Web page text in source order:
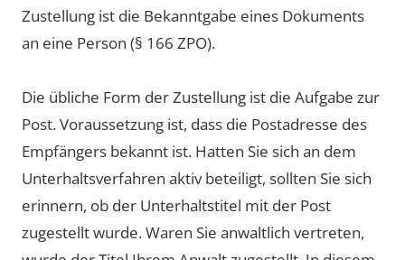
Zustellung ist die Bekanntgabe eines Dokuments
an eine Person (§ 166 ZPO).
Die übliche Form der Zustellung ist die Aufgabe zur
Post. Voraussetzung ist, dass die Postadresse des
Empfängers bekannt ist. Hatten Sie sich an dem
Unterhaltsverfahren aktiv beteiligt, sollten Sie sich
erinnern, ob der Unterhaltstitel mit der Post
zugestellt wurde. Waren Sie anwaltlich vertreten,